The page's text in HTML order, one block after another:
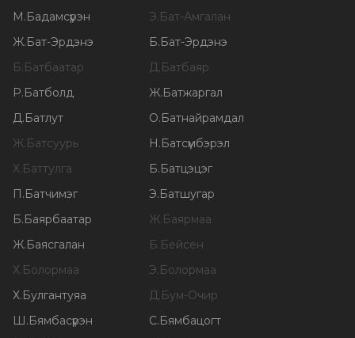
М . Бадамсүрэн Э. Бат-Амгалан
Ж. Бат-Эрдэнэ Б. Бат-Эрдэнэ
Б. Батбаатар Д. Батбаяр
Р. Батболд Ж. Батжаргал
Д. Батлут О. Батнайрамдал
Ж. Батсуурь Н . Батсүмбэрэл
Х. Баттулга Б. Батцэцэг
П . Батчимэг Э. Батшугар
Б. Баярбаатар Ж. Баярмаа
Ж. Баясгалан Б. Бейсен
Х. Болормаа Э. Болормаа
Х. Булгантуяа Д. Бум-Очир
Ш . Бямбасүрэн С. Бямбацогт